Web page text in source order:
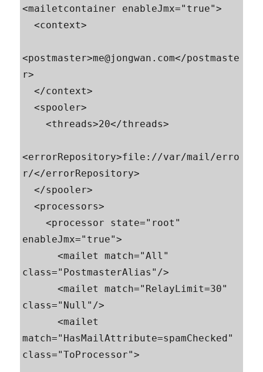
<mailetcontainer enableJmx="true">
  <context>
<postmaster>me@jongwan.com</postmaste
r>
  </context>
  <spooler>
    <threads>20</threads>
<errorRepository>file://var/mail/erro
r/</errorRepository>
  </spooler>
  <processors>
    <processor state="root"
enableJmx="true">
      <mailet match="All"
class="PostmasterAlias"/>
      <mailet match="RelayLimit=30"
class="Null"/>
      <mailet
match="HasMailAttribute=spamChecked"
class="ToProcessor">